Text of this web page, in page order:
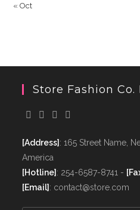
« Oct
Store Fashion Co.
[Address]: 165 Street Name,
America
[Hotline]: 254-6587-8741 -
[Email]: contact@store.com